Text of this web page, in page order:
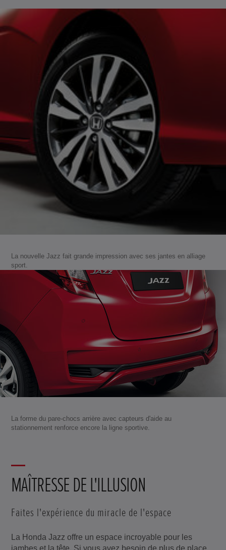
La nouvelle Jazz fait grande impression avec ses jantes en alliage
sport.
La forme du pare-chocs arrière avec capteurs d'aide au
stationnement renforce encore la ligne sportive.
MAÎTRESSE DE L'ILLUSION
Faites l'expérience du miracle de l'espace
La Honda Jazz offre un espace incroyable pour les
jambes et la tête. Si vous avez besoin de plus de place